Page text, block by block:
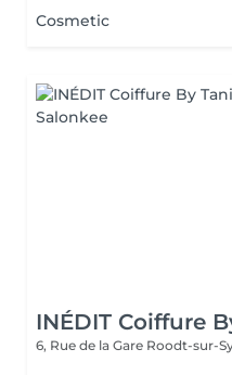
Cosmetic
INÉDIT Coiffure
6, Rue de la Gare Roodt-sur-